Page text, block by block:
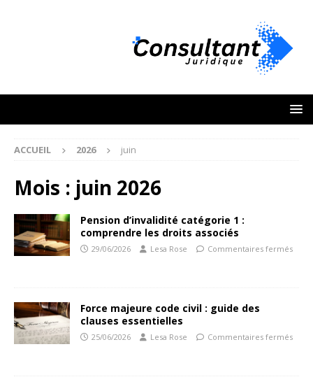
ACCUEIL 2026 juin
Mois : juin 2026
Pension d’invalidité catégorie 1 :
comprendre les droits associés
29/06/2026 Lesa Rose Commentaires fermés
Force majeure code civil : guide des
clauses essentielles
25/06/2026 Lesa Rose Commentaires fermés